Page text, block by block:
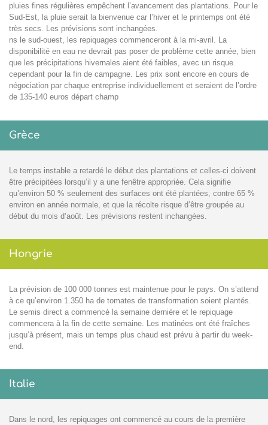
pluies fines régulières empêchent l’avancement des plantations. Pour le
Sud-Est, la pluie serait la bienvenue car l’hiver et le printemps ont été
très secs. Les prévisions sont inchangées.
ns le sud-ouest, les repiquages commenceront à la mi-avril. La
disponibilité en eau ne devrait pas poser de problème cette année, bien
que les précipitations hivernales aient été faibles, avec un risque
cependant pour la fin de campagne. Les prix sont encore en cours de
négociation par chaque entreprise individuellement et seraient de l’ordre
de 135-140 euros départ champ
Grèce
Le temps instable a retardé le début des plantations et celles-ci doivent
être précipitées lorsqu’il y a une fenêtre appropriée. Cela signifie
qu’environ 50 % seulement des surfaces ont été plantées, contre 65 %
environ en année normale, et que la récolte risque d’être groupée au
début du mois d’août. Les prévisions restent inchangées.
Hongrie
La prévision de 100 000 tonnes est maintenue pour le pays. On s’attend
à ce qu’environ 1.350 ha de tomates de transformation soient plantés.
Le semis direct a commencé la semaine dernière et le repiquage
commencera à la fin de cette semaine. Les matinées ont été fraîches
jusqu’à présent, mais un temps plus chaud est prévu à partir du week-
end.
Italie
Dans le nord, les repiquages ont commencé au cours de la première